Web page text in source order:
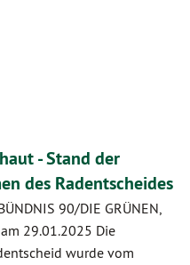
- Stand der
des Radentscheides
90/DIE GRÜNEN,
29.01.2025 Die
wurde vom